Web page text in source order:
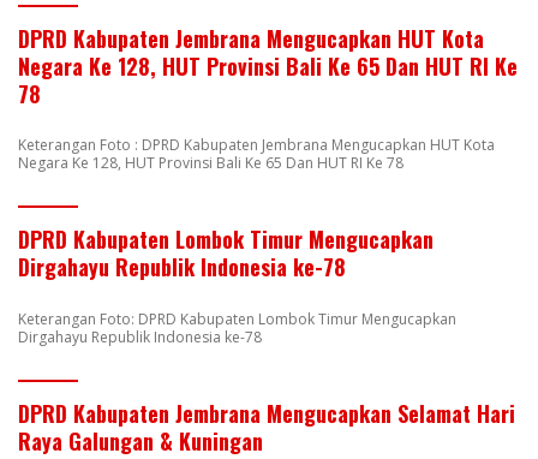
DPRD Kabupaten Jembrana Mengucapkan HUT Kota
Negara Ke 128, HUT Provinsi Bali Ke 65 Dan HUT RI Ke
78
Keterangan Foto : DPRD Kabupaten Jembrana Mengucapkan HUT Kota
Negara Ke 128, HUT Provinsi Bali Ke 65 Dan HUT RI Ke 78
DPRD Kabupaten Lombok Timur Mengucapkan
Dirgahayu Republik Indonesia ke-78
Keterangan Foto: DPRD Kabupaten Lombok Timur Mengucapkan
Dirgahayu Republik Indonesia ke-78
DPRD Kabupaten Jembrana Mengucapkan Selamat Hari
Raya Galungan & Kuningan